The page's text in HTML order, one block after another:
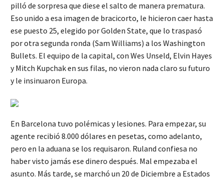
pilló de sorpresa que diese el salto de manera prematura.
Eso unido a esa imagen de bracicorto, le hicieron caer hasta
ese puesto 25, elegido por Golden State, que lo traspasó
por otra segunda ronda (Sam Williams) a los Washington
Bullets. El equipo de la capital, con Wes Unseld, Elvin Hayes
y Mitch Kupchak en sus filas, no vieron nada claro su futuro
y le insinuaron Europa.
En Barcelona tuvo polémicas y lesiones. Para empezar, su
agente recibió 8.000 dólares en pesetas, como adelanto,
pero en la aduana se los requisaron. Ruland confiesa no
haber visto jamás ese dinero después. Mal empezaba el
asunto. Más tarde, se marchó un 20 de Diciembre a Estados